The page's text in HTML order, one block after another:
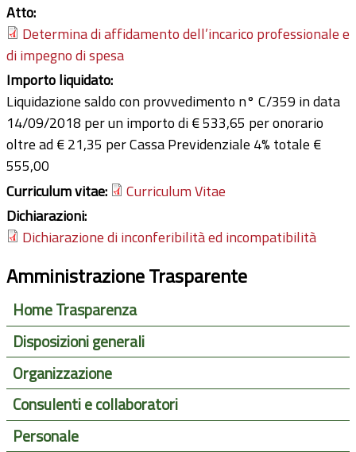
Atto:
Determina di affidamento dell’incarico professionale e
di impegno di spesa
Importo liquidato:
Liquidazione saldo con provvedimento n° C/359 in data
14/09/2018 per un importo di € 533,65 per onorario
oltre ad € 21,35 per Cassa Previdenziale 4% totale €
555,00
Curriculum vitae:
Curriculum Vitae
Dichiarazioni:
Dichiarazione di inconferibilità ed incompatibilità
Amministrazione Trasparente
Home Trasparenza
Disposizioni generali
Organizzazione
Consulenti e collaboratori
Personale